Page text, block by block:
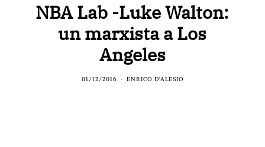
NBA Lab -Luke Walton:
un marxista a Los
Angeles
01/12/2016 ENRICO D'ALESIO